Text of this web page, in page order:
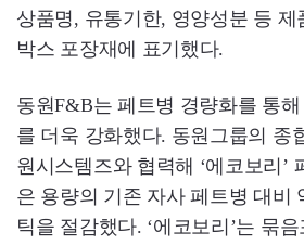
상품명, 유통기한, 영양성분 등
박스 포장재에 표기했다.
동원F&B는 페트병 경량화를 통
를 더욱 강화했다. 동원그룹의 종
원시스템즈와 협력해 ‘에코보리’
은 용량의 기존 자사 페트병 대비
틱을 절감했다. ‘에코보리’는 묶